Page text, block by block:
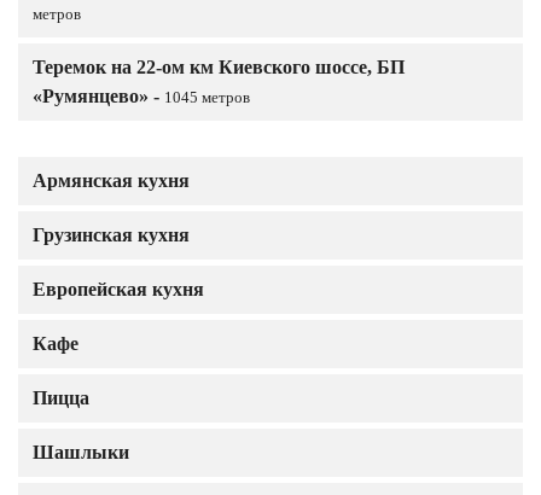
Армянская кухня
Грузинская кухня
Европейская кухня
Кафе
Пицца
Шашлыки
метров
Теремок на 22-ом км Киевского шоссе, БП
«Румянцево» - 1045 метров